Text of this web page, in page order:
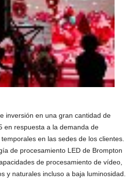
inversión en una gran cantidad de
en respuesta a la demanda de
en las sedes de los clientes.
de procesamiento LED de Brompton
de procesamiento de vídeo,
y naturales incluso a baja luminosidad.